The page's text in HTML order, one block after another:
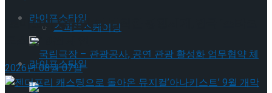
라이프스타일
스피드스케이팅
라이프스타일
‘로미오와 줄리엣’의 발칙한 평행세계,연극 ‘스타크
로스드’ 9월 재연
2026년 08월 07일